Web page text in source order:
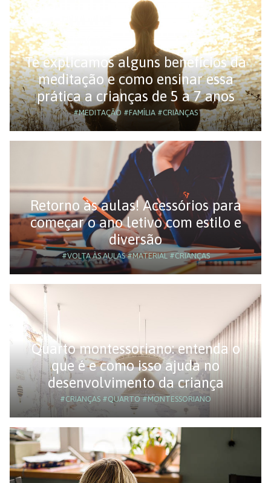
Te explicamos alguns benefícios da
meditação e como ensinar essa
prática a crianças de 5 a 7 anos
#MEDITAÇÃO #FAMÍLIA #CRIANÇAS
Retorno às aulas! Acessórios para
começar o ano letivo com estilo e
diversão
#VOLTA ÀS AULAS#MATERIAL#CRIANÇAS
Quarto montessoriano: entenda o
que é e como isso ajuda no
desenvolvimento da criança
#CRIANÇAS #QUARTO#MONTESSORIANO